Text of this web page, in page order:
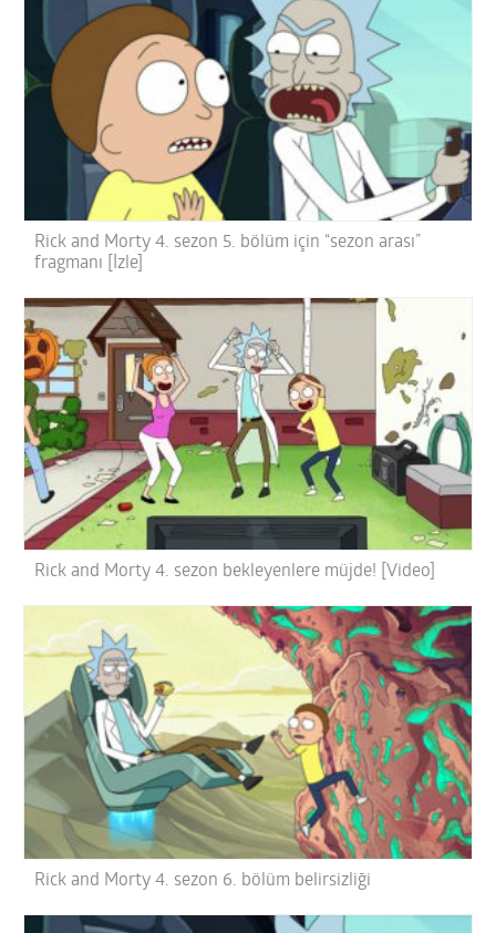
Rick and Morty 4. sezon 5. bölüm için “sezon arası”
fragmanı [İzle]
Rick and Morty 4. sezon bekleyenlere müjde! [Video]
Rick and Morty 4. sezon 6. bölüm belirsizliği